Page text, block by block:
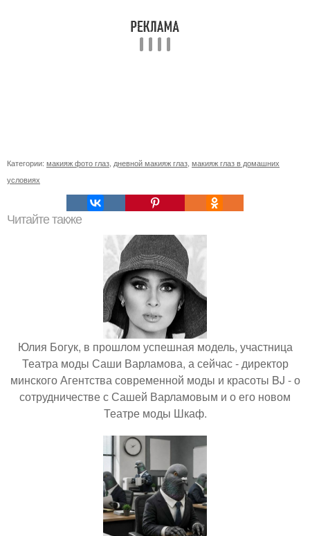
Категории: макияж фото глаз дневной макияж глаз макияж глаз в домашних
условиях
Читайте также
Юлия Богук, в прошлом успешная модель, участница
Театра моды Саши Варламова, а сейчас - директор
минского Агентства современной моды и красоты BJ - о
сотрудничестве с Сашей Варламовым и о его новом
Театре моды Шкаф.